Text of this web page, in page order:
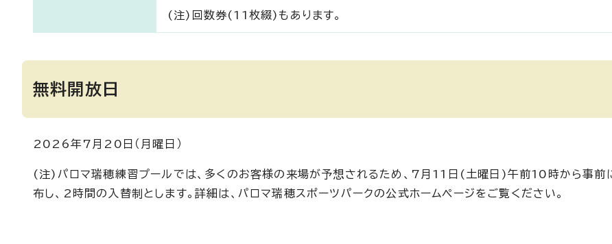
(注)回数券(11枚綴)もあります。
無料開放日
2026年7月20日（月曜日）
(注)パロマ瑞穂練習プールでは、多くのお客様の来場が予想されるため、7月11日(土曜日)午前10時から事前
布し、2時間の入替制とします。詳細は、パロマ瑞穂スポーツパークの公式ホームページをご覧ください。